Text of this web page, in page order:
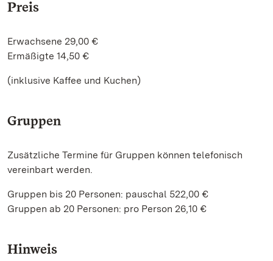
Preis
Erwachsene 29,00 €
Ermäßigte 14,50 €
(inklusive Kaffee und Kuchen)
Gruppen
Zusätzliche Termine für Gruppen können telefonisch
vereinbart werden.
Gruppen bis 20 Personen: pauschal 522,00 €
Gruppen ab 20 Personen: pro Person 26,10 €
Hinweis